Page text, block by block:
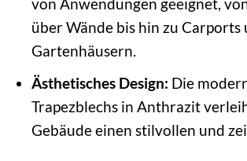
über Wände bis hin zu Carports
Gartenhäusern.
Ästhetisches Design: Die
Trapezblechs in Anthrazit
Gebäude einen stilvollen und